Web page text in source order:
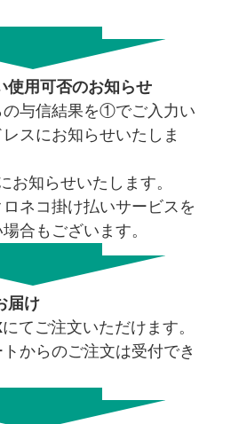
用可否のお知らせ
の与信結果を①でご入力い
スにお知らせいたしま
知らせいたします。
ネコ掛け払いサービスを
合もございます。
届け
にてご注文いただけます。
からのご注文は受付でき